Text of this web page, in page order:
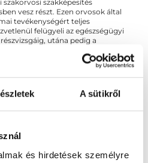
A sütikről
és hirdetések személyre
szakképesítés
vesz részt. Ezen orvosok által
tevékenységért teljes
felügyeli az egészségügyi
utána pedig a
bármely szakorvos
rendszeres